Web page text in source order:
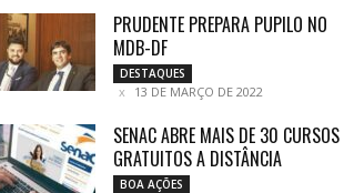
PRUDENTE PREPARA PUPILO NO
MDB-DF
DESTAQUES
13 DE MARÇO DE 2022
SENAC ABRE MAIS DE 30 CURSOS
GRATUITOS A DISTÂNCIA
BOA AÇÕES